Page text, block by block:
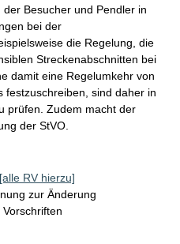
Besucher und Pendler in
bei der
die Regelung, die
Streckenabschnitten bei
damit eine Regelumkehr von
festzuschreiben, sind daher in
prüfen. Zudem macht der
der StVO.
[alle RV hierzu]
zur Änderung